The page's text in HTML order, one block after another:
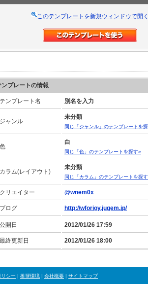
このテンプレートを新規ウィンドウで開
ンプレートの情報
テンプレート名 別名を入力
ジャンル
未分類
同じ「ジャンル」のテンプレートを
色
白
同じ「色」のテンプレートを探す»
カラム(レイアウト)
未分類
同じ「カラム」のテンプレートを探
クリエイター @wnem0x
ブログ http://wforjoy.jugem.jp/
公開日 2012/01/26 17:59
最終更新日 2012/01/26 18:00
シー | 推奨環境 | 会社概要 | サイトマップ